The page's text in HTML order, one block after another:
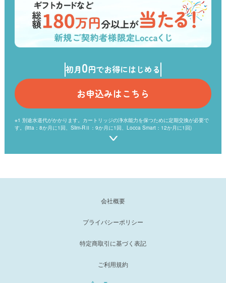
初月0円でお得にはじめる
お申込みはこちら
※1 別途水道代がかかります。カートリッジの浄水能力を保つために定期交換が必要で
す。(litta：8か月に1回、Slim-RⅡ：9か月に1回、Locca Smart：12か月に1回)
※2 当社を含む浄水型ウォーターサーバーを取扱う6社のうち水道水を注いで使用する
方式のウォーターサーバーで比較。（2026年4月現在）プレミアムウォーターを含む浄
会社概要
プライバシーポリシー
特定商取引に基づく表記
ご利用規約